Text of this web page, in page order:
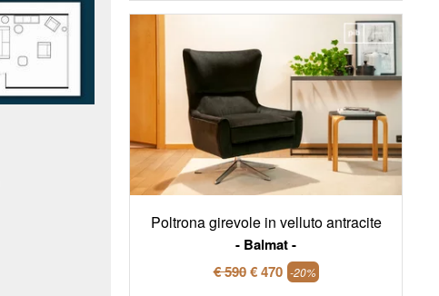
Poltrona girevole in velluto antracite
Balmat
€ 590€ 470 -20%